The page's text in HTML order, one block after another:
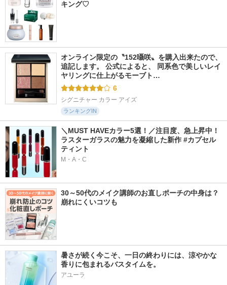
キング♡
オンライン限定の〝152囁咲〟を購入出来たので、
追記します。 公式によると、 同系色で美しいレイ
ヤリングに仕上がるモーブト…
6
シグニチャー カラー アイズ
ランキングIN
＼MUST HAVEカラー5選！／注目度、急上昇中！
ラスターガラスの魅力を凝縮した新作 #カプセル
ティント
M・A・C
30～50代のメイク講師のお直しポーチの中身は？
崩れにくいコツも
暑さが続く今こそ、一日の終わりには、涼やかな
香りに包まれるバスタイムを。
アユーラ